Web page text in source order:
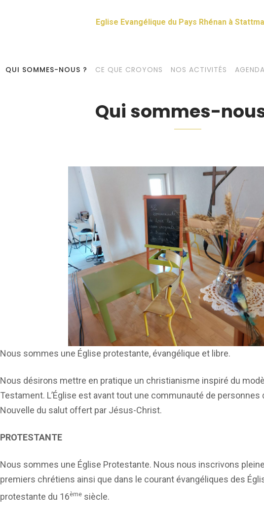
Eglise Evangélique du Pays Rhénan à
QUI SOMMES-NOUS ? CE QUE CROYONS NOS ACTIVITÉS AGENDA
Qui sommes-
Nous sommes une Église protestante, évangélique et libre.
Nous désirons mettre en pratique un christianisme inspiré du
Testament. L’Église est avant tout une communauté de personnes
Nouvelle du salut offert par Jésus-Christ.
PROTESTANTE
Nous sommes une Église Protestante. Nous nous inscrivons
premiers chrétiens ainsi que dans le courant évangéliques des
protestante du 16ème siècle.